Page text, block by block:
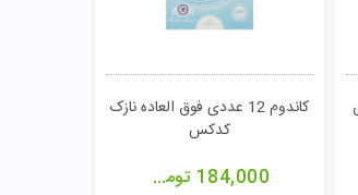
کاندوم 12 عددی فوق العاده نازک
کدکس
184,000 تومان